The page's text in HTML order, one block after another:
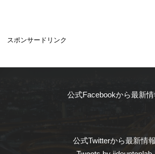
スポンサードリンク
公式Facebookから最新情
公式Twitterから最新情報